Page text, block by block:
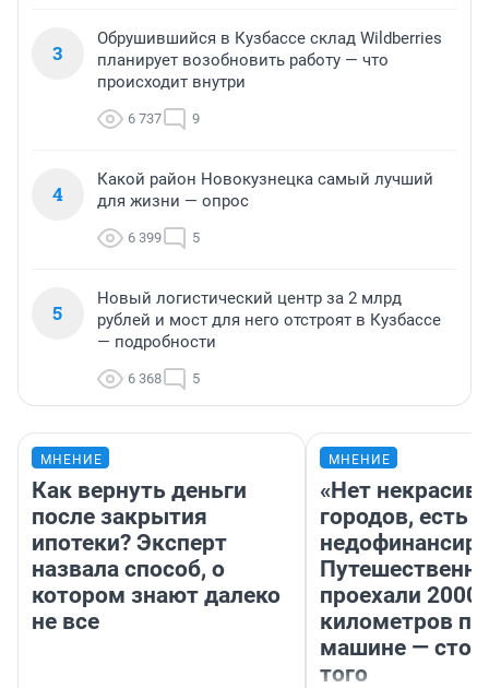
3
Обрушившийся в Кузбассе склад Wildberries
планирует возобновить работу — что
происходит внутри
6 737 9
4
Какой район Новокузнецка самый лучший
для жизни — опрос
6 399 5
5
Новый логистический центр за 2 млрд
рублей и мост для него отстроят в Кузбассе
— подробности
6 368 5
МНЕНИЕ
Как вернуть деньги
после закрытия
ипотеки? Эксперт
назвала способ, о
котором знают далеко
не все
МНЕНИЕ
«Нет
городов, есть
проехали 2000
километров по
машине —
того